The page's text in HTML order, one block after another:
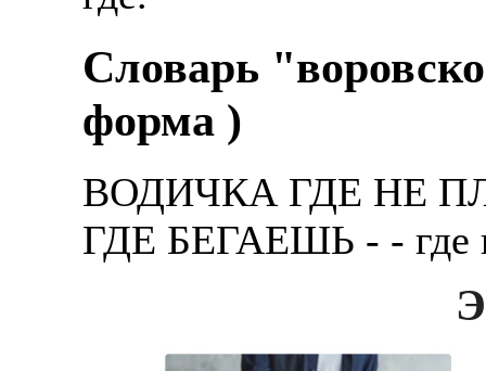
Словарь
форма )
ВОДИЧКА ГДЕ НЕ
ГДЕ БЕГАЕШЬ - - где